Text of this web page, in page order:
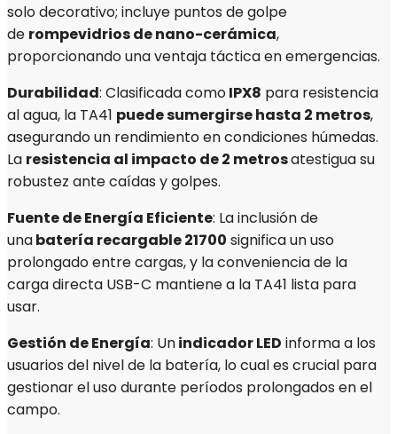
solo decorativo; incluye puntos de golpe
de rompevidrios de nano-cerámica,
proporcionando una ventaja táctica en emergencias.
Durabilidad: Clasificada comoIPX8 para resistencia
al agua, la TA41 puede sumergirse hasta 2 metros,
asegurando un rendimiento en condiciones húmedas.
La resistencia al impacto de 2 metrosatestigua su
robustez ante caídas y golpes.
Fuente de Energía Eficiente: La inclusión de
unabatería recargable 21700 significa un uso
prolongado entre cargas, y la conveniencia de la
carga directa USB-C mantiene a la TA41 lista para
usar.
Gestión de Energía: Unindicador LED informa a los
usuarios del nivel de la batería, lo cual es crucial para
gestionar el uso durante períodos prolongados en el
campo.